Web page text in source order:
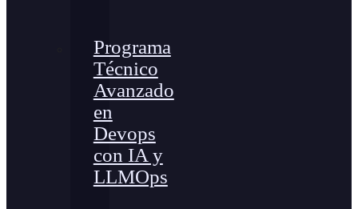
Programa
Técnico
Avanzado
en
Devops
con IA y
LLMOps